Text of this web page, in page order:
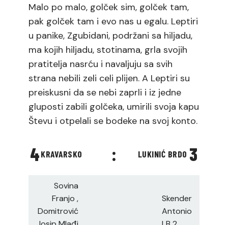
Malo po malo, golček sim, golček tam,
pak golček tam i evo nas u egalu. Leptiri
u panike, Zgubidani, podržani sa hiljadu,
ma kojih hiljadu, stotinama, grla svojih
pratitelja nasrću i navaljuju sa svih
strana nebili zeli celi plijen. A Leptiri su
preiskusni da se nebi zaprli i iz jedne
gluposti zabili golčeka, umirili svoja kapu
Števu i otpelali se bodeke na svoj konto.
4KRAVARSKO : 3
LUKINIĆ BRDO
Sovina
Franjo ,
Domitrović
Skender
Antonio